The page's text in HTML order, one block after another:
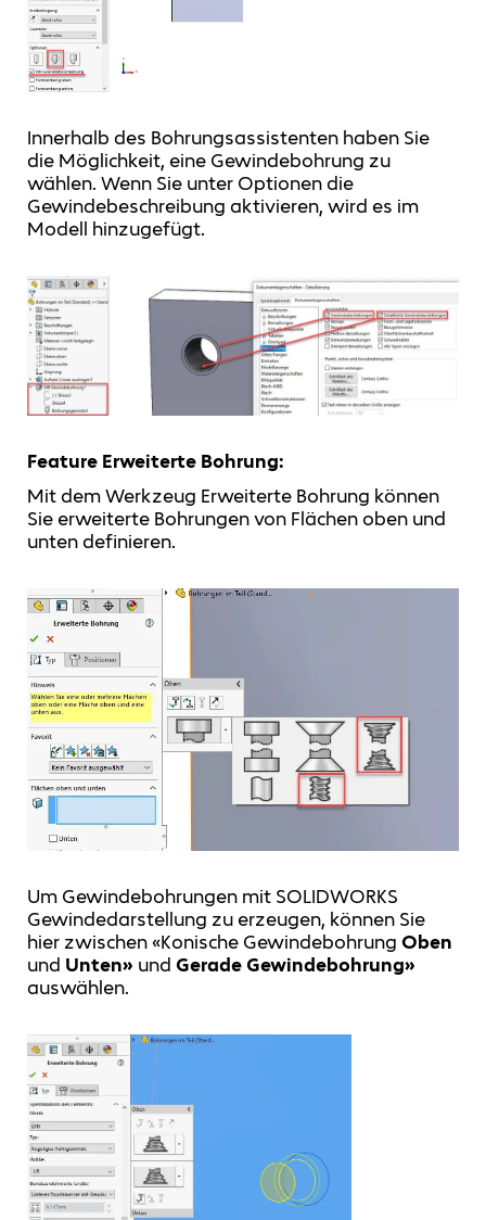
Innerhalb des Bohrungsassistenten haben Sie
die Möglichkeit, eine Gewindebohrung zu
wählen. Wenn Sie unter Optionen die
Gewindebeschreibung aktivieren, wird es im
Modell hinzugefügt.
Feature Erweiterte Bohrung:
Mit dem Werkzeug Erweiterte Bohrung können
Sie erweiterte Bohrungen von Flächen oben und
unten definieren.
Um Gewindebohrungen mit SOLIDWORKS
Gewindedarstellung zu erzeugen, können Sie
hier zwischen «Konische Gewindebohrung Oben
und Unten» und Gerade Gewindebohrung»
auswählen.